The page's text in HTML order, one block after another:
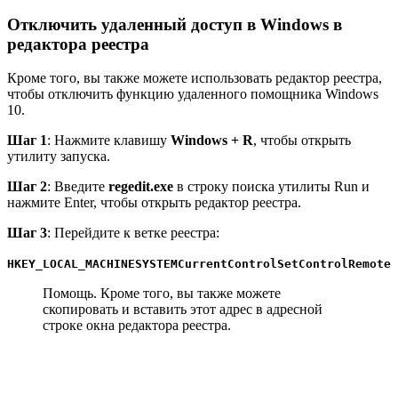
Отключить удаленный доступ в Windows в
редактора реестра
Кроме того, вы также можете использовать редактор реестра,
чтобы отключить функцию удаленного помощника Windows
10.
Шаг 1: Нажмите клавишу Windows + R, чтобы открыть
утилиту запуска.
Шаг 2: Введите regedit.exe в строку поиска утилиты Run и
нажмите Enter, чтобы открыть редактор реестра.
Шаг 3: Перейдите к ветке реестра:
HKEY_LOCAL_MACHINESYSTEMCurrentControlSetControlRemote
Помощь. Кроме того, вы также можете
скопировать и вставить этот адрес в адресной
строке окна редактора реестра.